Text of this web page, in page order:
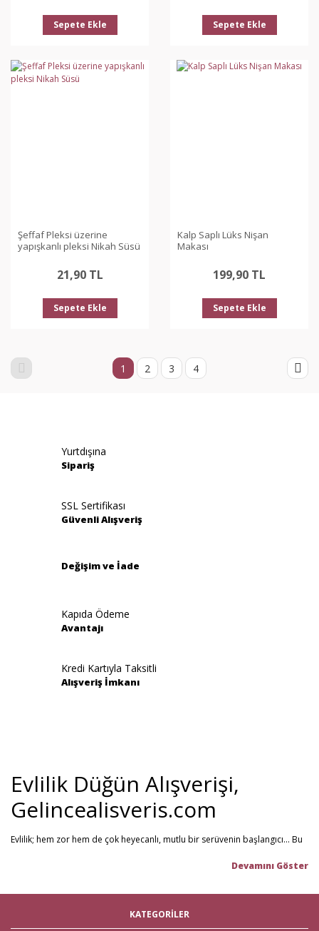
Sepete Ekle Sepete Ekle
Şeffaf Pleksi üzerine
yapışkanlı pleksi Nikah Süsü
21,90 TL
Sepete Ekle
Kalp Saplı Lüks Nişan
Makası
199,90 TL
Sepete Ekle
1 2 3 4
Yurtdışına
Sipariş
SSL Sertifikası
Güvenli Alışveriş
Değişim ve İade
Kapıda Ödeme
Avantajı
Kredi Kartıyla Taksitli
Alışveriş İmkanı
Evlilik Düğün Alışverişi,
Gelincealisveris.com
Evlilik; hem zor hem de çok heyecanlı, mutlu bir serüvenin başlangıcı... Bu
Gelince Alışveriş; 2013 senesinden beri hizmet veren ve müşteri
gelin hamamı,bekarlığa veda partisi
KATEGORİLER